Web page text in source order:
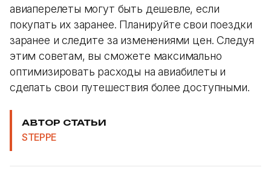
авиаперелеты могут быть дешевле, если
покупать их заранее. Планируйте свои поездки
заранее и следите за изменениями цен. Следуя
этим советам, вы сможете максимально
оптимизировать расходы на авиабилеты и
сделать свои путешествия более доступными.
АВТОР СТАТЬИ
STEPPE